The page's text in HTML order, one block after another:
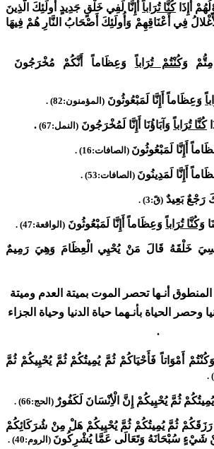
أَإِذَاكُنَّا تُرَاباً أَإِنَّا لَفِي خَلْقٍ جَدِيدٍ أُولَئِكَ الَّذِينَ
فِي أَعْنَاقِهِمْ وَأُولَئِكَ أَصْحَابُ النَّارِ هُمْ فِيهَا
مِتُّمْوَكُنْتُمْ تُرَاباً وَعِظَاماً أَنَّكُمْ مُخْرَجُونَ
وَعِظَاماً أَإِنَّا لَمَبْعُوثُونَ (المؤمنون:82) .
كُنَّا تُرَاباً وَآبَاؤُنَا أَإِنَّا لَمُخْرَجُونَ (النمل:67) .
أَإِنَّا لَمَبْعُوثُونَ (الصافات:16) .
أَإِنَّا لَمَدِينُونَ (الصافات:53) .
رَجْعٌ بَعِيدٌ (قّ:3) .
وَكُنَّا تُرَاباً وَعِظَاماً أَإِنَّا لَمَبْعُوثُونَ (الواقعة:47) .
خَلْقَهُ قَالَ مَنْ يُحْيِي الْعِظَامَ وَهِيَ رَمِيمٌ
المنطوق أنـها تحصر الموت بميتة العدم وميتة
وحصر الحياة بأنـهما حياة الدنيا وحياة الجزاء
.
أَمْوَاتاً فَأَحْيَاكُمْ ثُمَّ يُمِيتُكُمْ ثُمَّ يُحْيِيكُمْ ثُمَّ
ثُمَّ يُحْيِيكُمْ إِنَّ الْأِنْسَانَ لَكَفُورٌ (الحج:66) .
رَزَقَكُمْ ثُمَّ يُمِيتُكُمْ ثُمَّ يُحْيِيكُمْ هَلْ مِنْ شُرَكَائِكُمْ
سُبْحَانَهُ وَتَعَالَى عَمَّا يُشْرِكُونَ (الروم:40) .